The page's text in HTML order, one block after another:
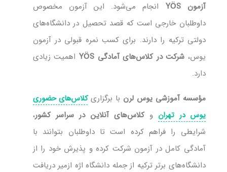
آزمون YÖS
انجام می‌شود. این آزمون مخصوص
داوطلبان خارجی است که قصد تحصیل در دانشگاه‌های
دولتی ترکیه را دارند. برای کسب نمره قبولی در آزمون
یوس، شرکت در کلاس‌های آمادگی YÖS
اهمیت زیادی
دارد.
مؤسسه آموزشی یوس لرن با برگزاریکلاس‌های حضوری
یوس در تهران وکلاس‌های آنلاین در سراسر کشور،
شرایطی را فراهم کرده است تا داوطلبان بتوانند با
آمادگی کامل در آزمون شرکت کرده و پذیرش خود را از
دانشگاه‌های برتر ترکیه از جمله دانشگاه اژه ازمیر دریافت